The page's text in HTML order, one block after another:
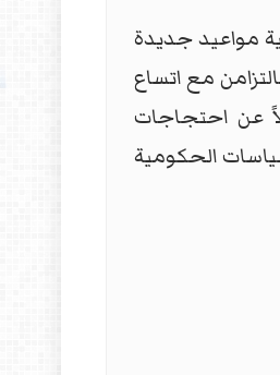
مواعيد جديدة
مع اتساع
عن احتجاجات
الحكومية